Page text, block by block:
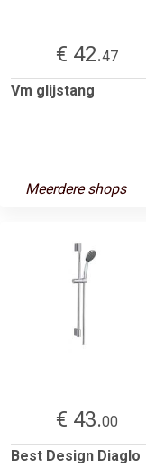
€ 42.47
Vm glijstang
Meerdere shops
€ 43.00
Best Design Diaglo